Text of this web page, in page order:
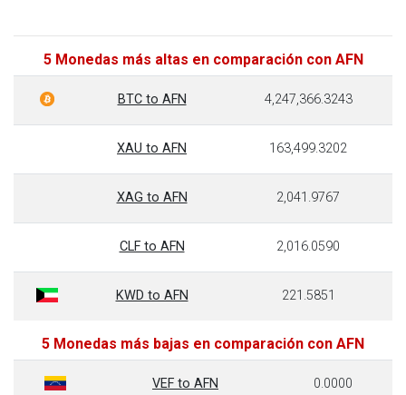
5 Monedas más altas en comparación con AFN
BTC to AFN 4,247,366.3243
XAU to AFN 163,499.3202
XAG to AFN 2,041.9767
CLF to AFN 2,016.0590
KWD to AFN 221.5851
5 Monedas más bajas en comparación con AFN
VEF to AFN 0.0000